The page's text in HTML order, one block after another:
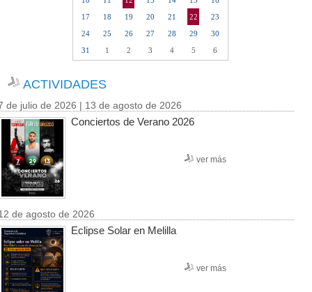
17
18 19 20 21 22
23
24
25 26 27 28 29
30
31
1 2 3 4 5 6
ACTIVIDADES
de julio de 2026 | 13 de agosto de 2026
Conciertos de Verano 2026
ver más
de agosto de 2026
Eclipse Solar en Melilla
ver más